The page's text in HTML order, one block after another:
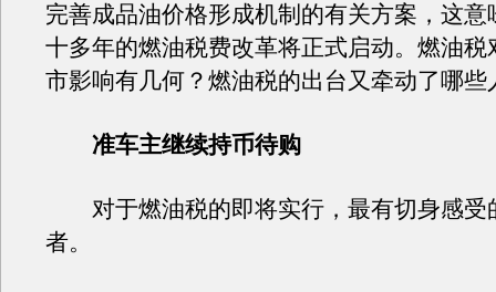
完善成品油价格形成机制的有关方案，这意
十多年的燃油税费改革将正式启动。燃油税
市影响有几何？燃油税的出台又牵动了哪些
准车主继续持币待购
对于燃油税的即将实行，最有切身感受
者。